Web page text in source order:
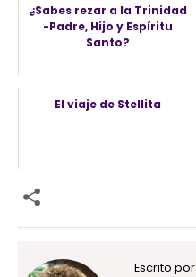
¿Sabes rezar a la Trinidad
-Padre, Hijo y Espíritu
Santo?
El viaje de Stellita
Escrito por